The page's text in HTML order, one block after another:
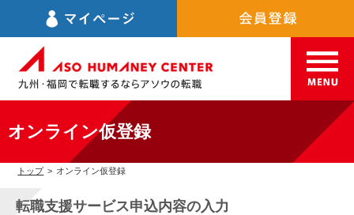
オンライン仮登録
トップ > オンライン仮登録
転職支援サービス申込内容の入力